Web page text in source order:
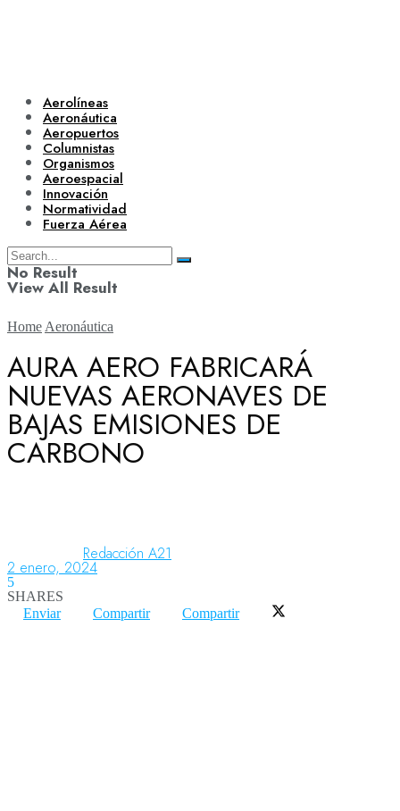
Aerolíneas
Aeronáutica
Aeropuertos
Columnistas
Organismos
Aeroespacial
Innovación
Normatividad
Fuerza Aérea
No Result
View All Result
Aerolíneas
Aeronáutica
Home Aeronáutica
AURA AERO FABRICARÁ
NUEVAS AERONAVES DE
BAJAS EMISIONES DE
CARBONO
Redacción A21
2 enero, 2024
5
SHARES
Enviar
Compartir Compartir